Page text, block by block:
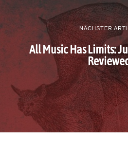
NÄCHSTER
All Music Has Limits: